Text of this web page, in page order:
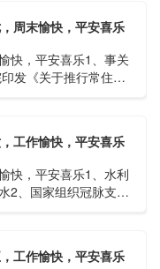
周末愉快，平安喜乐
快，平安喜乐1、事关
发《关于推行常住地
工作愉快，平安喜乐
快，平安喜乐1、水利
2、国家组织冠脉支架
工作愉快，平安喜乐